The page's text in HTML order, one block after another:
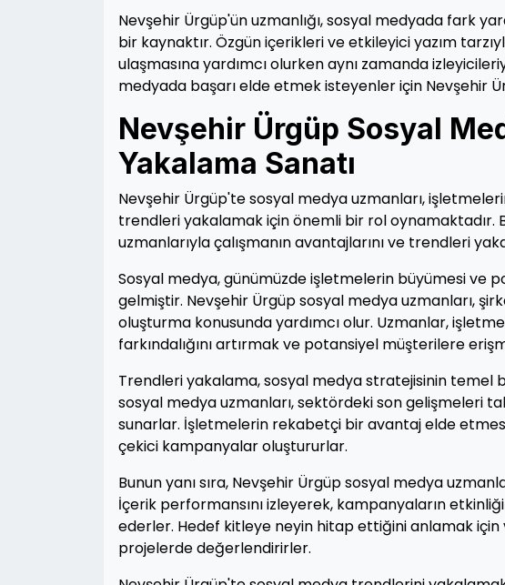
Nevşehir Ürgüp'ün uzmanlığı, sosyal medyada fark
bir kaynaktır. Özgün içerikleri ve etkileyici yazım
ulaşmasına yardımcı olurken aynı zamanda
medyada başarı elde etmek isteyenler için Nevşehir
Nevşehir Ürgüp Sosyal
Yakalama Sanatı
Nevşehir Ürgüp'te sosyal medya uzmanları,
trendleri yakalamak için önemli bir rol oynamaktadır.
uzmanlarıyla çalışmanın avantajlarını ve trendleri
Sosyal medya, günümüzde işletmelerin büyümesi ve
gelmiştir. Nevşehir Ürgüp sosyal medya uzmanları,
oluşturma konusunda yardımcı olur. Uzmanlar,
farkındalığını artırmak ve potansiyel müşterilere
Trendleri yakalama, sosyal medya stratejisinin temel
sosyal medya uzmanları, sektördeki son gelişmeleri
sunarlar. İşletmelerin rekabetçi bir avantaj elde
çekici kampanyalar oluştururlar.
Bunun yanı sıra, Nevşehir Ürgüp sosyal medya
İçerik performansını izleyerek, kampanyaların
ederler. Hedef kitleye neyin hitap ettiğini anlamak
projelerde değerlendirirler.